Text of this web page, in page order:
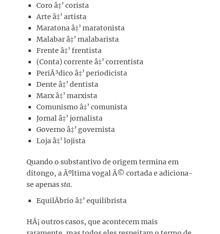
Coro â‡’ corista
Arte â‡’ artista
Maratona â‡’ maratonista
Malabar â‡’ malabarista
Frente â‡’ frentista
(Conta) corrente â‡’ correntista
PeriÃ³dico â‡’ periodicista
Dente â‡’ dentista
Marx â‡’ marxista
Comunismo â‡’ comunista
Jornal â‡’ jornalista
Governo â‡’ governista
Loja â‡’ lojista
Quando o substantivo de origem termina em
ditongo, a Ãºltima vogal Ã© cortada e adiciona-
se apenassta.
EquilÃ­brio â‡’ equilibrista
HÃ¡ outros casos, que acontecem mais